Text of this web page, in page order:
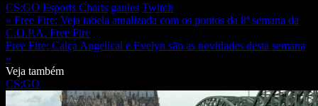
CS:GO Esports Charts gaules Twitch
« Free Fire: Veja tabela atualizada com os pontos da 8ª semana da
C.O.P.A. Free Fire
Free Fire: Calça Angelical e Evelyn são as novidades desta semana
»
Veja também
CS:GO